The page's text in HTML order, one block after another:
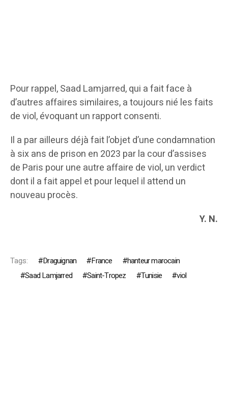
Pour rappel, Saad Lamjarred, qui a fait face à
d’autres affaires similaires, a toujours nié les faits
de viol, évoquant un rapport consenti.
Il a par ailleurs déjà fait l’objet d’une condamnation
à six ans de prison en 2023 par la cour d’assises
de Paris pour une autre affaire de viol, un verdict
dont il a fait appel et pour lequel il attend un
nouveau procès.
Y. N.
Tags: Draguignan France
hanteur marocain
Saad Lamjarred
Saint-Tropez Tunisie viol